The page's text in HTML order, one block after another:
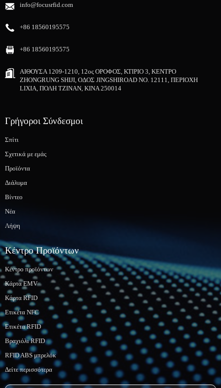
info@focusrfid.com
+86 18560195575
+86 18560195575
ΑΙΘΟΥΣΑ 1209-1210, 12ος ΟΡΟΦΟΣ, ΚΤΙΡΙΟ 3, ΚΕΝΤΡΟ
ZHONGRUNG SHIJI, ΟΔΟΣ JINGSHIROAD NO. 12111, ΠΕΡΙΟΧΗ
LIXIA, ΠΟΛΗ ΤΖΙΝΑΝ, ΚΙΝΑ 250014
Γρήγοροι Σύνδεσμοι
Σπίτι
Σχετικά με εμάς
Προϊόντα
Διάλυμα
Βίντεο
Νέα
Λήψη
Κέντρο Προϊόντων
Κέντρο προϊόντων
Κάρτα EMV
Κάρτα RFID
Ετικέτα NFC
Ετικέτα RFID
Βραχιόλι RFID
RFID ABS μπρελόκ
Δείτε περισσότερα